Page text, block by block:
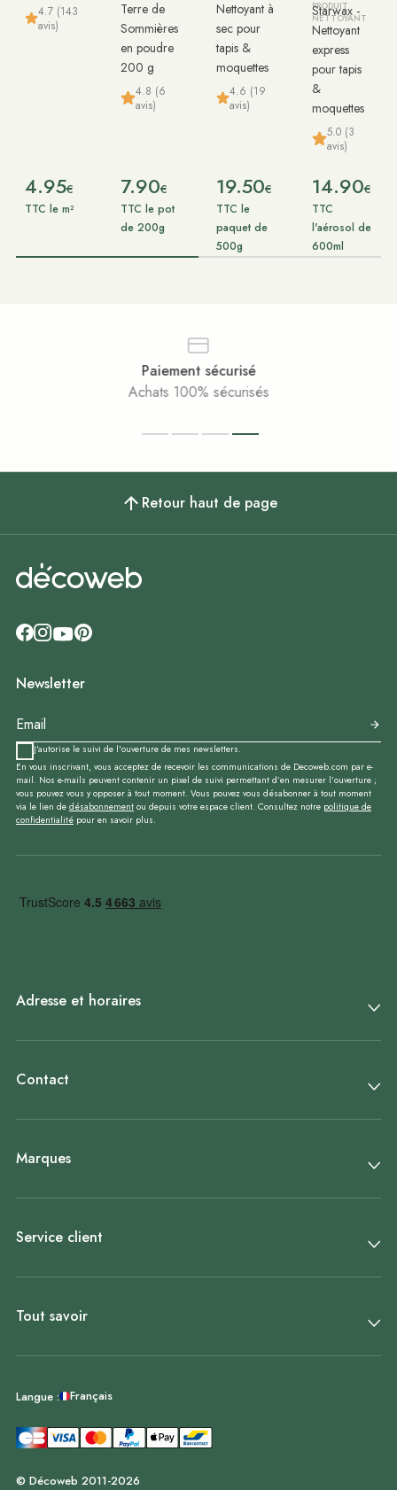
4.7 (143
avis)
4.95€
TTC le m²
Terre de
Sommières
en poudre
200 g
4.8 (6
avis)
7.90€
TTC le pot
de 200g
Nettoyant à
sec pour
tapis &
moquettes
4.6 (19
avis)
19.50€
TTC le
paquet de
500g
PRODUIT
NETTOYANT
Starwax -
Nettoyant
express
pour tapis
&
moquettes
5.0 (3
avis)
14.90€
TTC
l'aérosol de
600ml
Service client
Disponible et à votre écoute
Retour haut de page
Newsletter
J'autorise le suivi de l'ouverture de mes newsletters.
En vous inscrivant, vous acceptez de recevoir les communications de Decoweb.com par e-
mail. Nos e-mails peuvent contenir un pixel de suivi permettant d’en mesurer l’ouverture ;
vous pouvez vous y opposer à tout moment. Vous pouvez vous désabonner à tout moment
via le lien de désabonnement ou depuis votre espace client. Consultez notre politique de
confidentialité pour en savoir plus.
Adresse et horaires
Contact
Marques
Service client
Tout savoir
Langue : Français
© Décoweb 2011-2026